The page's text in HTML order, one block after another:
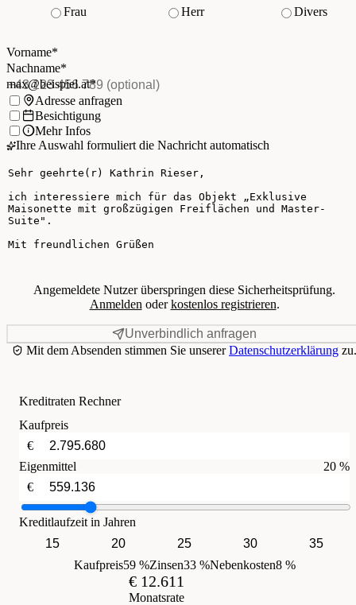
Frau Herr
Divers
Vorname*
Nachname
Nachname*
E-Mail*(Pflichtfeld)
max@beispiel.at*
Telefon(optional)
Ich möchte:Adresse anfragen
Besichtigung
Mehr Infos
Ihre Auswahl formuliert die Nachricht automatisch
Ihre Nachricht
Angemeldete Nutzer überspringen diese Sicherheitsprüfung.
Anmelden oderkostenlos registrieren.
Unverbindlich anfragen
Mit dem Absenden stimmen Sie unsererDatenschutzerklärung zu.
Kreditraten Rechner
Kaufpreis
€
Eigenmittel
20 %
€
Kreditlaufzeit in Jahren
15
20 25 30
35
Kaufpreis59 %Zinsen33 %Nebenkosten8 %
€ 12.611
Monatsrate